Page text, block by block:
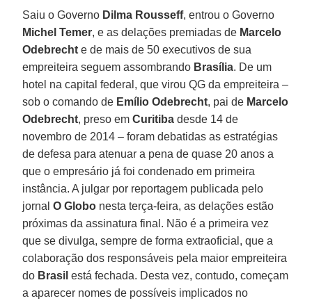
Saiu o Governo Dilma Rousseff, entrou o Governo
Michel Temer, e as delações premiadas de Marcelo
Odebrecht e de mais de 50 executivos de sua
empreiteira seguem assombrando Brasília. De um
hotel na capital federal, que virou QG da empreiteira –
sob o comando de Emílio Odebrecht, pai de Marcelo
Odebrecht, preso emCuritiba desde 14 de
novembro de 2014 – foram debatidas as estratégias
de defesa para atenuar a pena de quase 20 anos a
que o empresário já foi condenado em primeira
instância. A julgar por reportagem publicada pelo
jornalO Globo nesta terça-feira, as delações estão
próximas da assinatura final. Não é a primeira vez
que se divulga, sempre de forma extraoficial, que a
colaboração dos responsáveis pela maior empreiteira
do Brasil está fechada. Desta vez, contudo, começam
a aparecer nomes de possíveis implicados no